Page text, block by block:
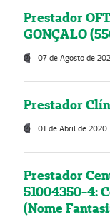
Prestador
GONÇALO
07 de Agosto de
Prestador
01 de Abril de 2020
Prestador
51004350-4:
(Nome